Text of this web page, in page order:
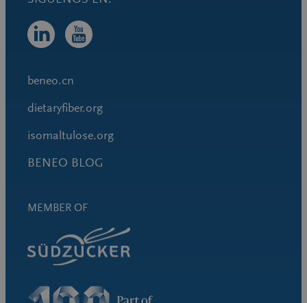
beneo.cn
dietaryfiber.org
isomaltulose.org
BENEO BLOG
MEMBER OF